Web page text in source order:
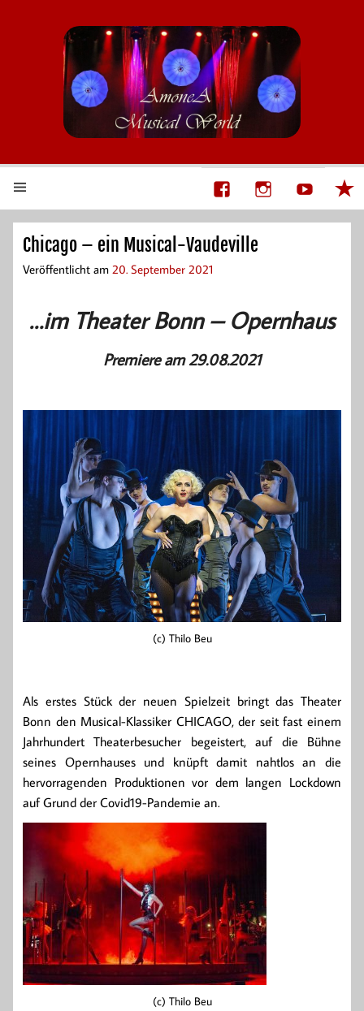
Chicago – ein Musical-Vaudeville
Veröffentlicht am 20. September 2021
…im Theater Bonn – Opernhaus
Premiere am 29.08.2021
(c) Thilo Beu
Als erstes Stück der neuen Spielzeit bringt das Theater
Bonn den Musical-Klassiker CHICAGO, der seit fast einem
Jahrhundert Theaterbesucher begeistert, auf die Bühne
seines Opernhauses und knüpft damit nahtlos an die
hervorragenden Produktionen vor dem langen Lockdown
auf Grund der Covid19-Pandemie an.
(c) Thilo Beu